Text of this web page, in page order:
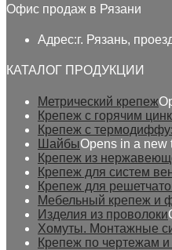
Офис продаж в Рязани
Адрес:г. Рязань,
КАТАЛОГ ПРОДУКЦИИ
Метрический крепеж
Крепеж с горячим
Крепеж с
ШайбыOpens in a new
Крепеж из
Крепеж для систем
Крепеж для
Мебельный крепеж и
Изделия из проволоки
Хомуты. Монтажные
Крепеж по чертежам и